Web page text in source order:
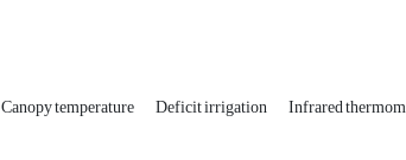
Canopy temperature Deficit irrigation Infrared